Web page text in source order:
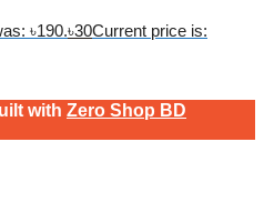
৳190.৳30Current price is:
with Zero Shop BD